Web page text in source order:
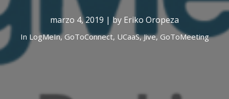
marzo 4, 2019 | by Eriko Oropeza
In LogMeIn,GoToConnect, UCaaS,Jive, GoToMeeting